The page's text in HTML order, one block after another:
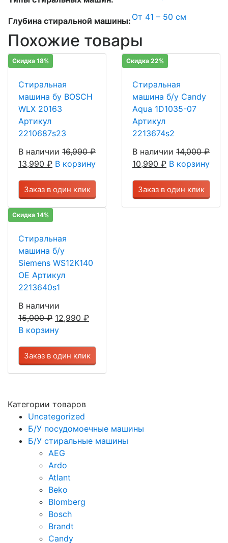
Глубина стиральной машины: От 41 – 50 см
Похожие товары
Скидка 18%
Стиральная
машина бу BOSCH
WLX 20163
Артикул
2210687s23
В наличии 16,990₽
13,990 ₽ В корзину
Заказ в один клик
Скидка 22%
Стиральная
машина б/у Candy
Aqua 1D1035-07
Артикул
2213674s2
В наличии 14,000₽
10,990 ₽ В корзину
Заказ в один клик
Скидка 14%
Стиральная
машина б/у
Siemens WS12K140
OE Артикул
2213640s1
В наличии
15,000₽ 12,990 ₽
В корзину
Заказ в один клик
Категории товаров
Uncategorized
Б/У посудомоечные машины
Б/У стиральные машины
AEG
Ardo
Atlant
Beko
Blomberg
Bosch
Brandt
Candy